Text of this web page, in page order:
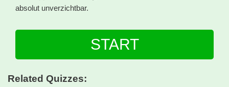
absolut unverzichtbar.
START
Related Quizzes: